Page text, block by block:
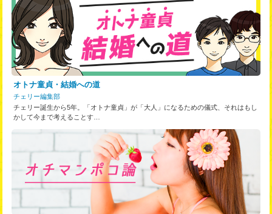
オトナ童貞・結婚への道
チェリー編集部
チェリー誕生から5年。「オトナ童貞」が「大人」になるための儀式、それはもし
かして今まで考えることす…